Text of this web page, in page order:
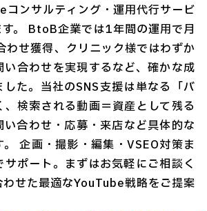
コンサルティング・運用代行サービ
す。 BtoB企業では1年間の運用で月
わせ獲得、クリニック様ではわずか
合わせを実現するなど、確かな成
た。当社のSNS支援は単なる「バ
検索される動画＝資産として残る
合わせ・応募・来店など具体的な
企画・撮影・編集・VSEO対策ま
ポート。まずはお気軽にご相談く
せた最適なYouTube戦略をご提案